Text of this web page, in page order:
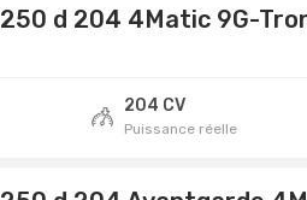
250 d 204 4Matic 9G-
204 CV
Puissance réelle